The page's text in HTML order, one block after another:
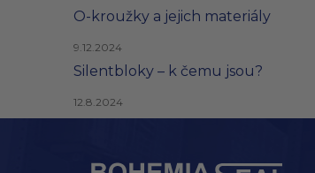
O-kroužky a jejich materiály
9.12.2024
Silentbloky – k čemu jsou?
12.8.2024